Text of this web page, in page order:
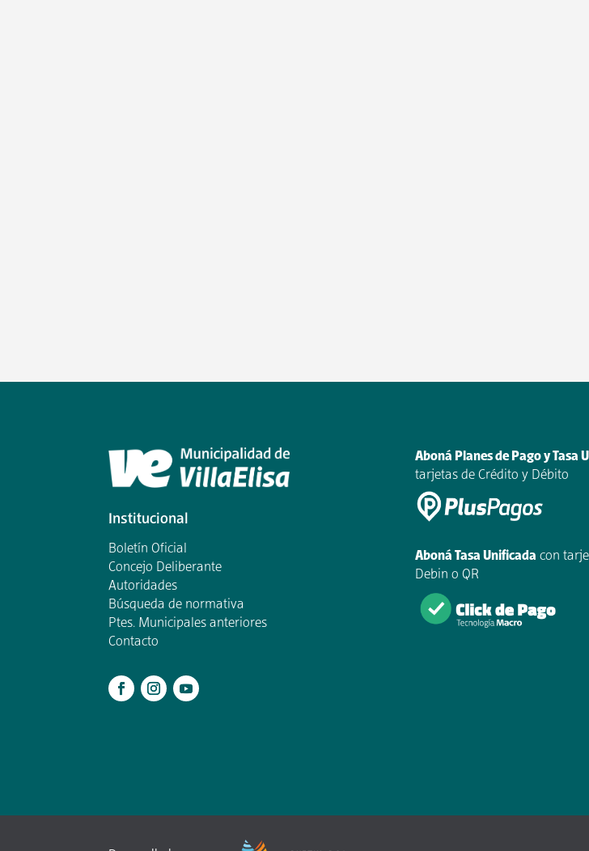
Institucional
Boletín Oficial
Concejo Deliberante
Autoridades
Búsqueda de normativa
Ptes. Municipales anteriores
Contacto
Aboná Planes de Pago y Tasa
tarjetas de Crédito y Débito
Aboná Tasa Unificada con
Debin o QR